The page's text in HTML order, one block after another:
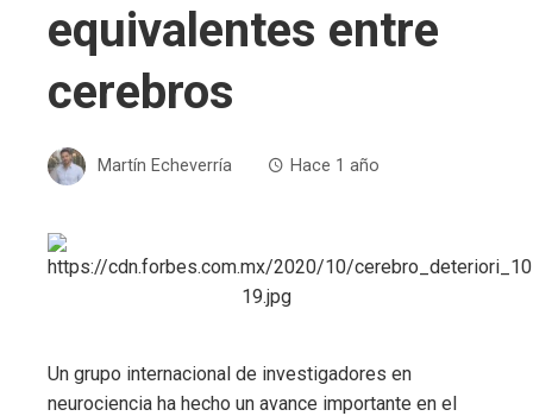
equivalentes entre
cerebros
Martín Echeverría Hace 1 año
Un grupo internacional de investigadores en
neurociencia ha hecho un avance importante en el